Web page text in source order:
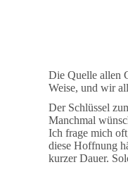
Die Quelle allen
Weise, und wir
Der Schlüssel
Manchmal
Ich frage mich
diese Hoffnung
kurzer Dauer.